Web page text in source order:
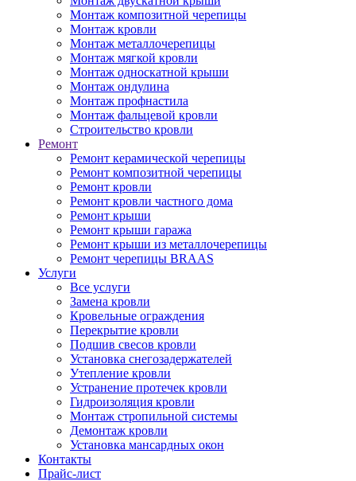
Монтаж композитной черепицы
Монтаж кровли
Монтаж металлочерепицы
Монтаж мягкой кровли
Монтаж односкатной крыши
Монтаж ондулина
Монтаж профнастила
Монтаж фальцевой кровли
Строительство кровли
Ремонт
Ремонт керамической черепицы
Ремонт композитной черепицы
Ремонт кровли
Ремонт кровли частного дома
Ремонт крыши
Ремонт крыши гаража
Ремонт крыши из металлочерепицы
Ремонт черепицы BRAAS
Услуги
Все услуги
Замена кровли
Кровельные ограждения
Перекрытие кровли
Подшив свесов кровли
Установка снегозадержателей
Утепление кровли
Устранение протечек кровли
Гидроизоляция кровли
Монтаж стропильной системы
Демонтаж кровли
Установка мансардных окон
Контакты
Прайс-лист